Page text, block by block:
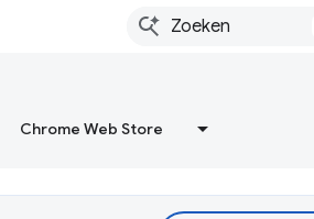
Chrome Web Store